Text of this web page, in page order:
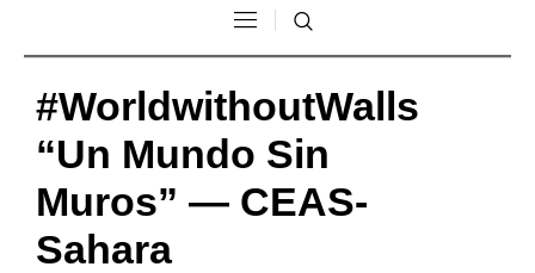
#WorldwithoutWalls
“Un Mundo Sin
Muros” — CEAS-
Sahara